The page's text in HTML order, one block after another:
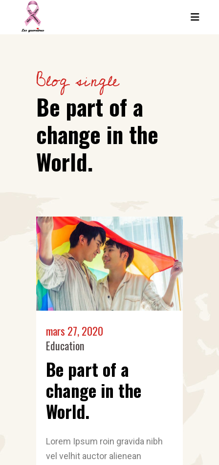
Blog single
Be part of a
change in the
World.
mars 27, 2020
Education
Be part of a
change in the
World.
Lorem Ipsum roin gravida nibh
vel velhit auctor alienean